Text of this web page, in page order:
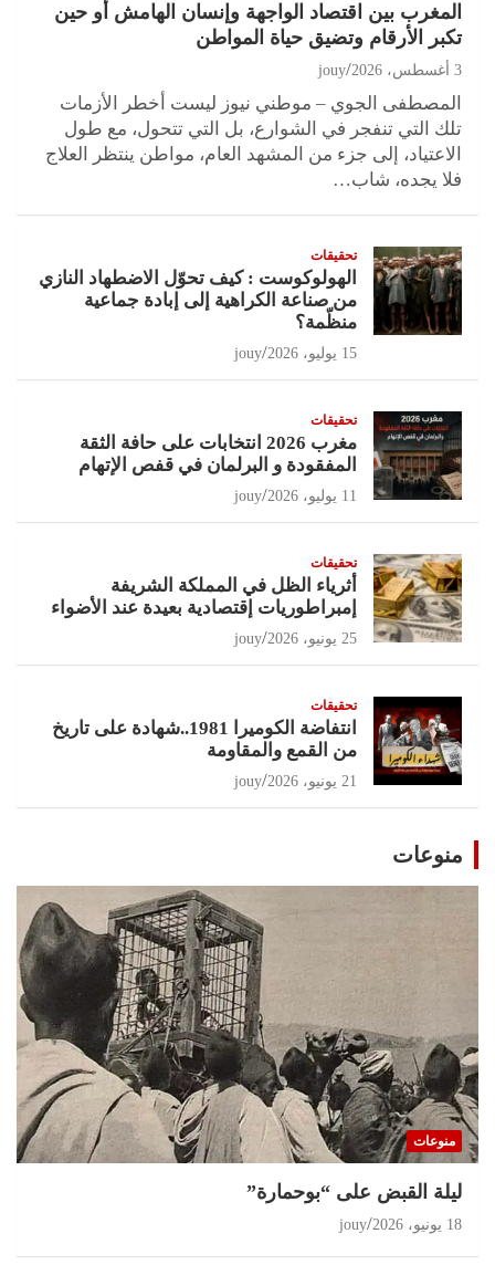
المغرب بين اقتصاد الواجهة وإنسان الهامش أو حين
تكبر الأرقام وتضيق حياة المواطن
3 أغسطس، 2026 jouy
المصطفى الجوي – موطني نيوز ليست أخطر الأزمات
تلك التي تنفجر في الشوارع، بل التي تتحول، مع طول
الاعتياد، إلى جزء من المشهد العام، مواطن ينتظر العلاج
فلا يجده، شاب…
تحقيقات
الهولوكوست : كيف تحوّل الاضطهاد النازي
من صناعة الكراهية إلى إبادة جماعية
منظّمة؟
15 يوليو، 2026 jouy
تحقيقات
مغرب 2026 انتخابات على حافة الثقة
المفقودة و البرلمان في قفص الإتهام
11 يوليو، 2026 jouy
تحقيقات
أثرياء الظل في المملكة الشريفة
إمبراطوريات إقتصادية بعيدة عند الأضواء
25 يونيو، 2026 jouy
تحقيقات
انتفاضة الكوميرا 1981..شهادة على تاريخ
من القمع والمقاومة
21 يونيو، 2026 jouy
منوعات
منوعات
ليلة القبض على “بوحمارة”
18 يونيو، 2026 jouy